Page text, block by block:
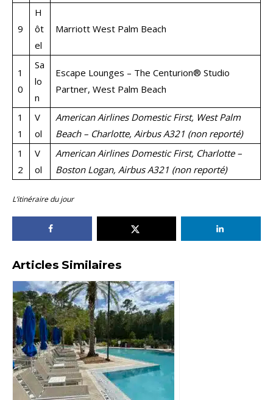
9
H
ôt
el
Marriott West Palm Beach
1
0
Sa
lo
n
Escape Lounges – The Centurion® Studio
Partner, West Palm Beach
1
1
V
ol
American Airlines Domestic First, West Palm
Beach – Charlotte, Airbus A321 (non reporté)
1
2
V
ol
American Airlines Domestic First, Charlotte –
Boston Logan, Airbus A321 (non reporté)
L’itinéraire du jour
Articles Similaires